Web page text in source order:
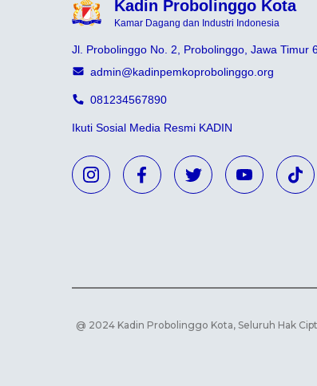
Kadin Probolinggo Kota
Kamar Dagang dan Industri Indonesia
Jl. Probolinggo No. 2, Probolinggo, Jawa Timur
admin@kadinpemkoprobolinggo.org
081234567890
Ikuti Sosial Media Resmi KADIN
@ 2024 Kadin Probolinggo Kota, Seluruh Hak